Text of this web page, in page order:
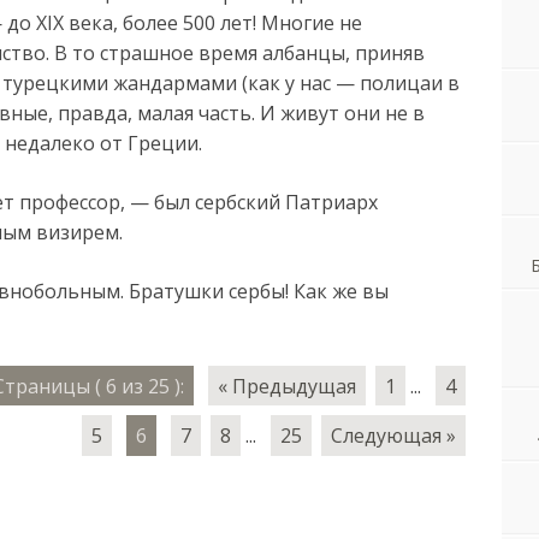
XIX века, более 500 лет! Многие не
В то страшное время албанцы, приняв
жандармами (как у нас — полицаи в
правда, малая часть. И живут они не в
от Греции.
профессор, — был сербский Патриарх
визирем.
Братушки сербы! Как же вы
( 6 из 25 ): « Предыдущая 1 ...
4
5
6 7 8 ... 25 Следующая »